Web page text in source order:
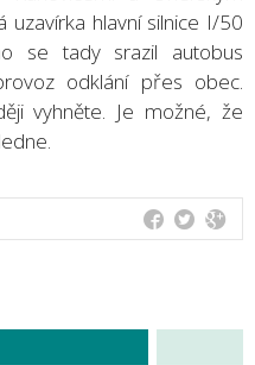
uzavírka hlavní silnice I/50
se tady srazil autobus
odklání přes obec.
vyhněte. Je možné, že